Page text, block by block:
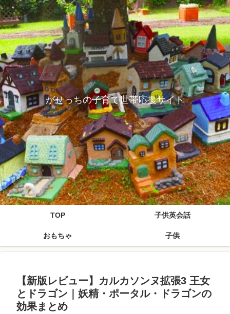
がせっちの子育て世帯応援サイト
TOP 子供英会話
おもちゃ 子供
【新版レビュー】カルカソンヌ拡張3 王女
とドラゴン｜妖精・ポータル・ドラゴンの
効果まとめ